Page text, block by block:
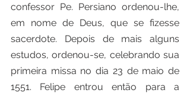
confessor Pe. Persiano ordenou-lhe,
em nome de Deus, que se fizesse
sacerdote. Depois de mais alguns
estudos, ordenou-se, celebrando sua
primeira missa no dia 23 de maio de
1551. Felipe entrou então para a